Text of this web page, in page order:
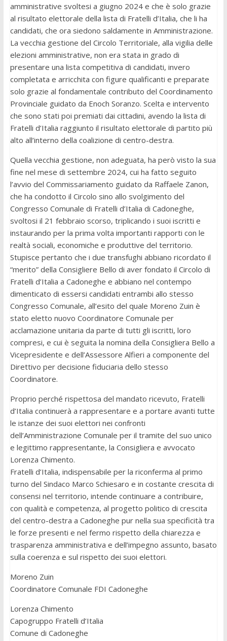
amministrative svoltesi a giugno 2024 e che è solo grazie
al risultato elettorale della lista di Fratelli d’Italia, che li ha
candidati, che ora siedono saldamente in Amministrazione.
La vecchia gestione del Circolo Territoriale, alla vigilia delle
elezioni amministrative, non era stata in grado di
presentare una lista competitiva di candidati, invero
completata e arricchita con figure qualificanti e preparate
solo grazie al fondamentale contributo del Coordinamento
Provinciale guidato da Enoch Soranzo. Scelta e intervento
che sono stati poi premiati dai cittadini, avendo la lista di
Fratelli d’Italia raggiunto il risultato elettorale di partito più
alto all’interno della coalizione di centro-destra.
Quella vecchia gestione, non adeguata, ha però visto la sua
fine nel mese di settembre 2024, cui ha fatto seguito
l’avvio del Commissariamento guidato da Raffaele Zanon,
che ha condotto il Circolo sino allo svolgimento del
Congresso Comunale di Fratelli d’Italia di Cadoneghe,
svoltosi il 21 febbraio scorso, triplicando i suoi iscritti e
instaurando per la prima volta importanti rapporti con le
realtà sociali, economiche e produttive del territorio.
Stupisce pertanto che i due transfughi abbiano ricordato il
“merito” della Consigliere Bello di aver fondato il Circolo di
Fratelli d’Italia a Cadoneghe e abbiano nel contempo
dimenticato di essersi candidati entrambi allo stesso
Congresso Comunale, all’esito del quale Moreno Zuin è
stato eletto nuovo Coordinatore Comunale per
acclamazione unitaria da parte di tutti gli iscritti, loro
compresi, e cui è seguita la nomina della Consigliera Bello a
Vicepresidente e dell’Assessore Alfieri a componente del
Direttivo per decisione fiduciaria dello stesso
Coordinatore.
Proprio perché rispettosa del mandato ricevuto, Fratelli
d’Italia continuerà a rappresentare e a portare avanti tutte
le istanze dei suoi elettori nei confronti
dell’Amministrazione Comunale per il tramite del suo unico
e legittimo rappresentante, la Consigliera e avvocato
Lorenza Chimento.
Fratelli d’Italia, indispensabile per la riconferma al primo
turno del Sindaco Marco Schiesaro e in costante crescita di
consensi nel territorio, intende continuare a contribuire,
con qualità e competenza, al progetto politico di crescita
del centro-destra a Cadoneghe pur nella sua specificità tra
le forze presenti e nel fermo rispetto della chiarezza e
trasparenza amministrativa e dell’impegno assunto, basato
sulla coerenza e sul rispetto dei suoi elettori.
Moreno Zuin
Coordinatore Comunale FDI Cadoneghe
Lorenza Chimento
Capogruppo Fratelli d’Italia
Comune di Cadoneghe